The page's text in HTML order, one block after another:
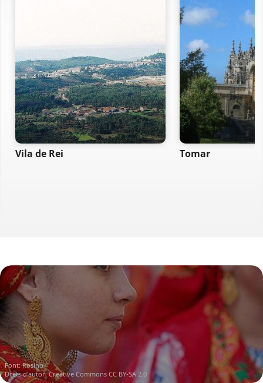
Vila de Rei Tomar
Font:Rosino
Drets d'autor:Creative Commons CC BY-SA 2.0